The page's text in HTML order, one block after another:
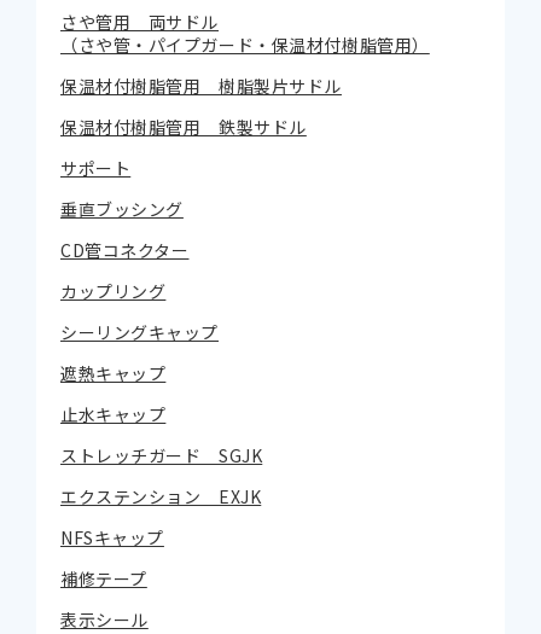
さや管用 両サドル
（さや管・パイプガード・保温材付樹脂管用）
保温材付樹脂管用 樹脂製片サドル
保温材付樹脂管用 鉄製サドル
サポート
垂直ブッシング
CD管コネクター
カップリング
シーリングキャップ
遮熱キャップ
止水キャップ
ストレッチガード SGJK
エクステンション EXJK
NFSキャップ
補修テープ
表示シール